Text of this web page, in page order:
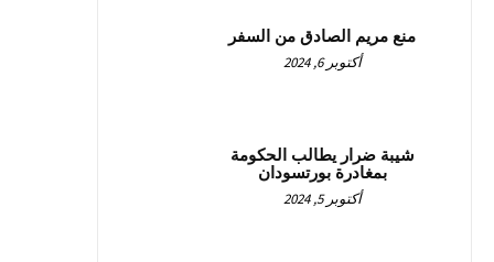
منع مريم الصادق من السفر
أكتوبر 6, 2024
شيبة ضرار يطالب الحكومة
بمغادرة بورتسودان
أكتوبر 5, 2024